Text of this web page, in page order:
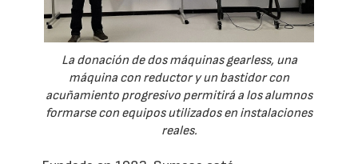
La donación de dos máquinas gearless, una
máquina con reductor y un bastidor con
acuñamiento progresivo permitirá a los alumnos
formarse con equipos utilizados en instalaciones
reales.